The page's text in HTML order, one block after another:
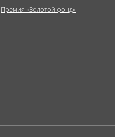
Премия «Золотой фонд»